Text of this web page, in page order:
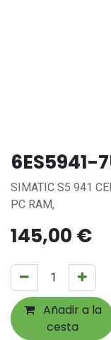
6ES5941-
SIMATIC S5 941
PC RAM,
145,00 €
Añadir a la
cesta